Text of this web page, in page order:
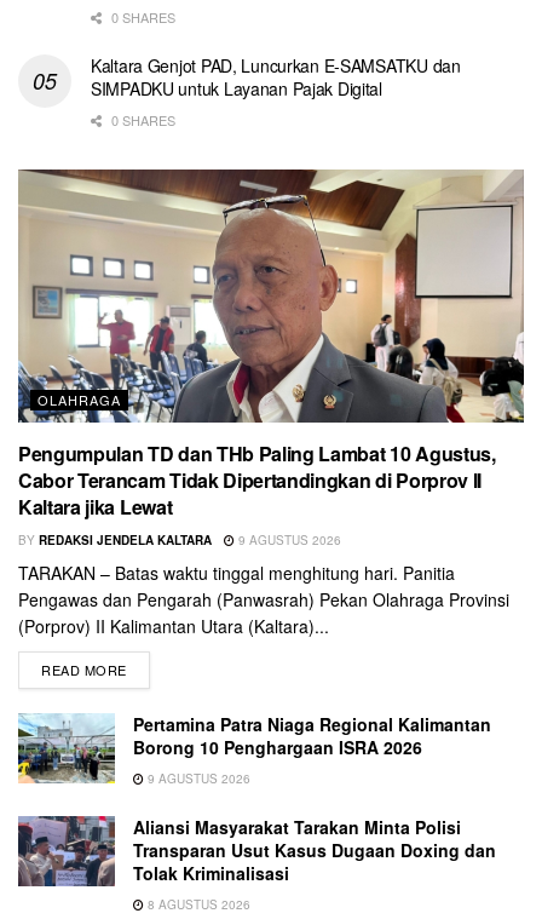
0 SHARES
Kaltara Genjot PAD, Luncurkan E-SAMSATKU dan
SIMPADKU untuk Layanan Pajak Digital
0 SHARES
OLAHRAGA
Pengumpulan TD dan THb Paling Lambat 10 Agustus,
Cabor Terancam Tidak Dipertandingkan di Porprov II
Kaltara jika Lewat
BY REDAKSI JENDELA KALTARA 9 AGUSTUS 2026
TARAKAN – Batas waktu tinggal menghitung hari. Panitia
Pengawas dan Pengarah (Panwasrah) Pekan Olahraga Provinsi
(Porprov) II Kalimantan Utara (Kaltara)...
READ MORE
Pertamina Patra Niaga Regional Kalimantan
Borong 10 Penghargaan ISRA 2026
9 AGUSTUS 2026
Aliansi Masyarakat Tarakan Minta Polisi
Transparan Usut Kasus Dugaan Doxing dan
Tolak Kriminalisasi
8 AGUSTUS 2026